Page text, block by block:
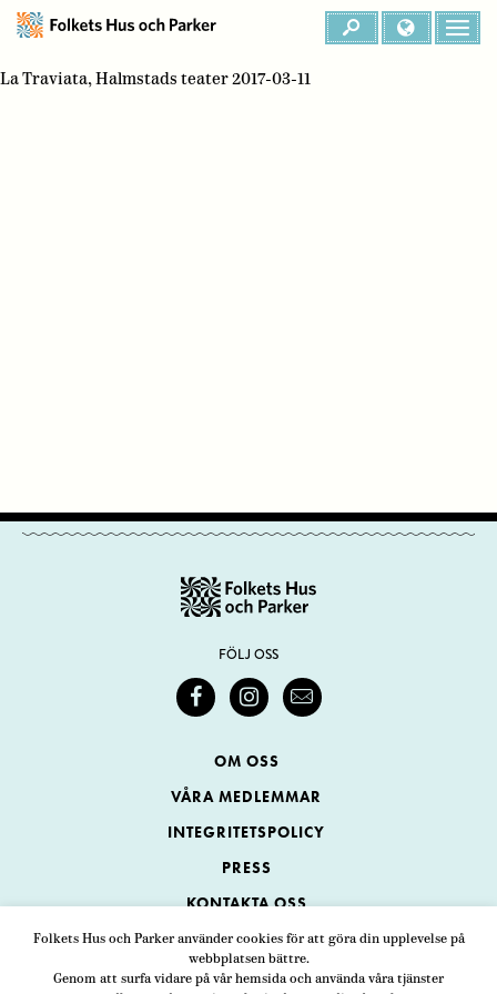
Folkets Hus och Parker använder cookies för att göra din upplevelse på
webbplatsen bättre.
Genom att surfa vidare på vår hemsida och använda våra tjänster
La Traviata, Halmstads teater 2017-03-11
FÖLJ OSS
OM OSS
VÅRA MEDLEMMAR
INTEGRITETSPOLICY
PRESS
KONTAKTA OSS
Folkets Hus och Parker